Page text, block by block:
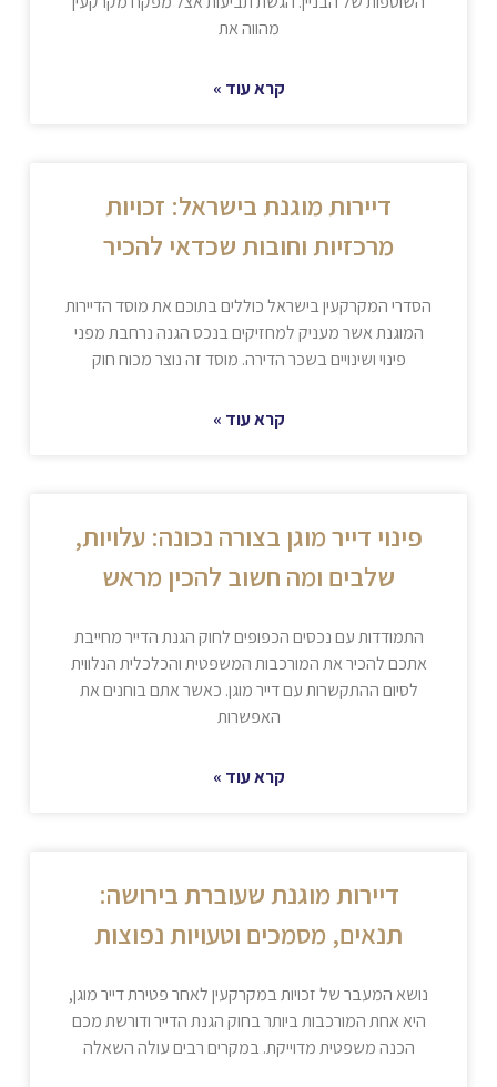
מהווה את
קרא עוד »
דיירות מוגנת בישראל: זכויות
מרכזיות וחובות שכדאי להכיר
הסדרי המקרקעין בישראל כוללים בתוכם את מוסד הדיירות
המוגנת אשר מעניק למחזיקים בנכס הגנה נרחבת מפני
פינוי ושינויים בשכר הדירה. מוסד זה נוצר מכוח חוק
קרא עוד »
פינוי דייר מוגן בצורה נכונה: עלויות,
שלבים ומה חשוב להכין מראש
התמודדות עם נכסים הכפופים לחוק הגנת הדייר מחייבת
אתכם להכיר את המורכבות המשפטית והכלכלית הנלווית
לסיום ההתקשרות עם דייר מוגן. כאשר אתם בוחנים את
האפשרות
קרא עוד »
דיירות מוגנת שעוברת בירושה:
תנאים, מסמכים וטעויות נפוצות
נושא המעבר של זכויות במקרקעין לאחר פטירת דייר מוגן,
היא אחת המורכבות ביותר בחוק הגנת הדייר ודורשת מכם
הכנה משפטית מדוייקת. במקרים רבים עולה השאלה